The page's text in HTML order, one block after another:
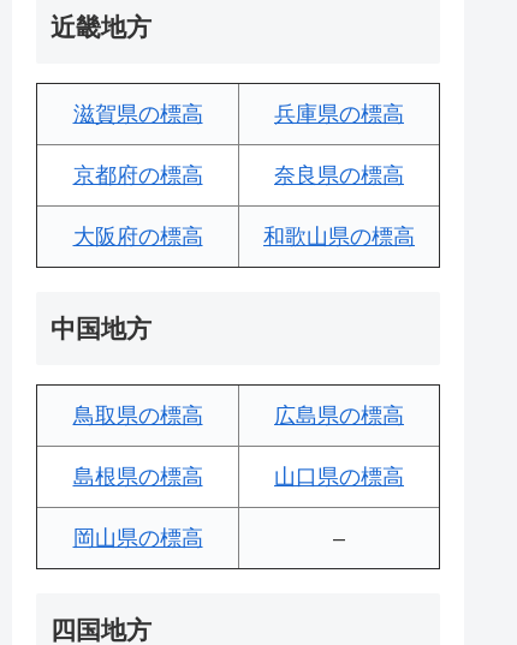
近畿地方
滋賀県の標高 兵庫県の標高
京都府の標高 奈良県の標高
大阪府の標高 和歌山県の標高
中国地方
鳥取県の標高 広島県の標高
島根県の標高 山口県の標高
岡山県の標高 –
四国地方